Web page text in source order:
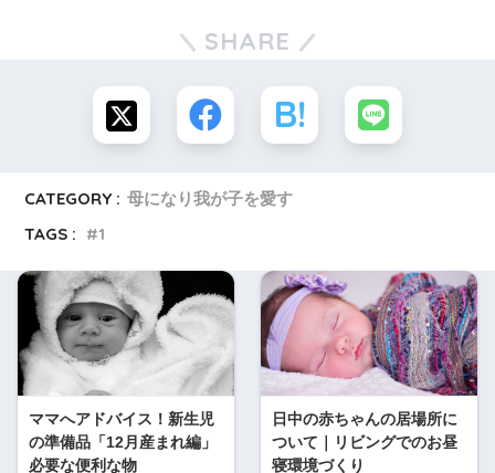
SHARE
CATEGORY : 母になり我が子を愛す
TAGS :
1
ママへアドバイス！新生児
の準備品「12月産まれ編」
必要な便利な物
日中の赤ちゃんの居場所に
ついて｜リビングでのお昼
寝環境づくり